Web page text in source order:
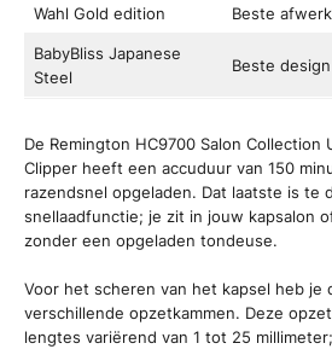
Wahl Gold edition Beste
BabyBliss Japanese
Steel
Beste design
De Remington HC9700 Salon Collection
Clipper heeft een accuduur van 150
razendsnel opgeladen. Dat laatste is te
snellaadfunctie; je zit in jouw kapsalon
zonder een opgeladen tondeuse.
Voor het scheren van het kapsel heb je
verschillende opzetkammen. Deze
lengtes variërend van 1 tot 25